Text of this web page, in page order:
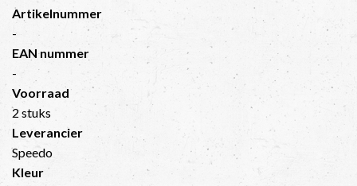
Artikelnummer
-
EAN nummer
-
Voorraad
2 stuks
Leverancier
Speedo
Kleur